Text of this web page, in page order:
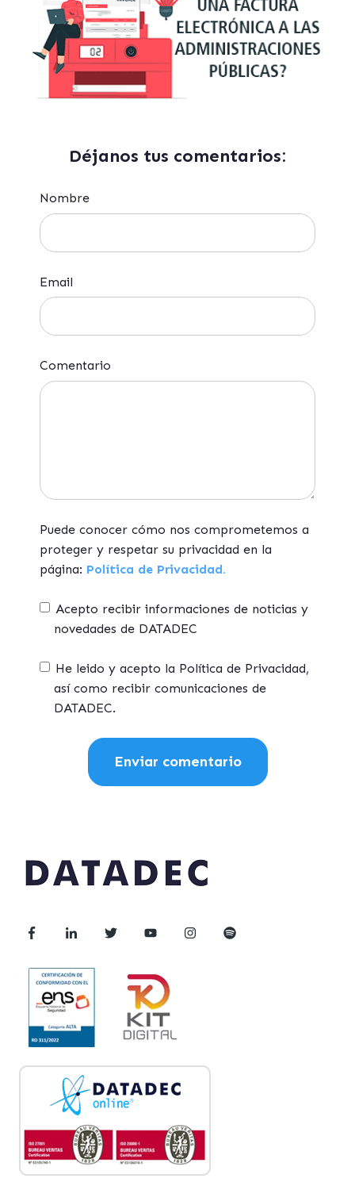
Déjanos tus comentarios:
Nombre
Email
Comentario
Puede conocer cómo nos comprometemos a
proteger y respetar su privacidad en la
página: Política de Privacidad.
Acepto recibir informaciones de noticias y
novedades de DATADEC
He leido y acepto la Política de Privacidad,
así como recibir comunicaciones de
DATADEC.